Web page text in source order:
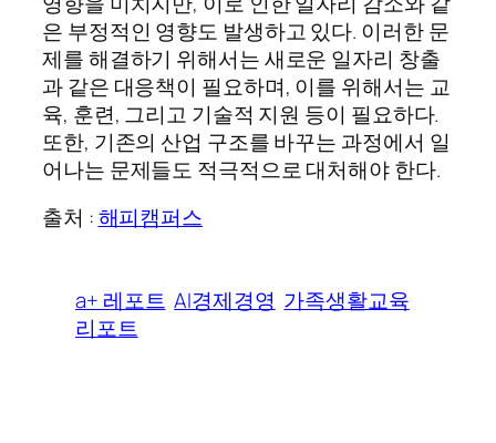
은 부정적인 영향도 발생하고 있다. 이러한 문
제를 해결하기 위해서는 새로운 일자리 창출
과 같은 대응책이 필요하며, 이를 위해서는 교
육, 훈련, 그리고 기술적 지원 등이 필요하다.
또한, 기존의 산업 구조를 바꾸는 과정에서 일
어나는 문제들도 적극적으로 대처해야 한다.
출처 :해피캠퍼스
a+ 레포트 AI경제경영 가족생활교육
리포트